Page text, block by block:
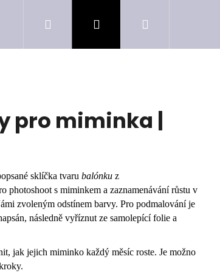
Přihlášení
pro miminka |
sklíčka tvaru balónku z
photoshoot s miminkem a zaznamenávání růstu v
zvoleným odstínem barvy. Pro podmalování je
následně vyříznut ze samolepící folie a
jak jejich miminko každý měsíc roste. Je možno